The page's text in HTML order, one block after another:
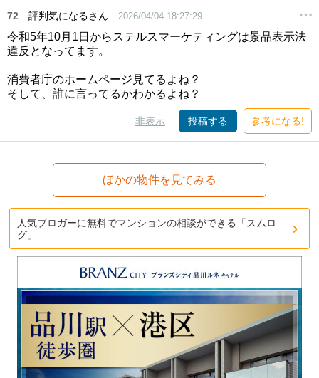
72 評判気になるさん 2026/04/04 18:27:29
令和5年10月1日からステルスマーケティングは景品表示法
違反となってます。
消費者庁のホームページ見てるよね？
そして、誰に言ってるかわかるよね？
非表示 投稿する 参考になる!
ほかの物件を見てみる
人気ブロガーに無料でマンションの相談ができる「スムロ
グ」